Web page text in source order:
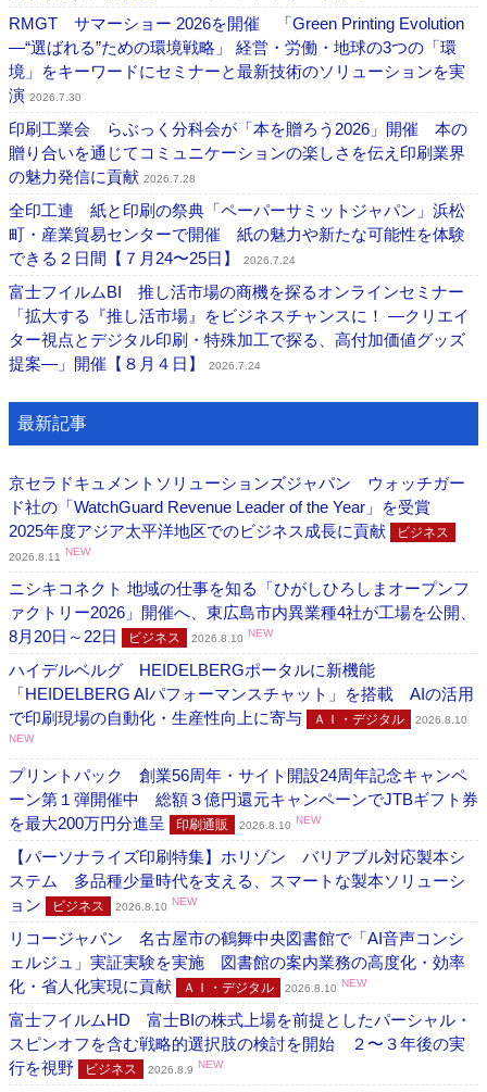
RMGT サマーショー 2026を開催 「Green Printing Evolution
―“選ばれる”ための環境戦略」 経営・労働・地球の3つの「環
境」をキーワードにセミナーと最新技術のソリューションを実
演 2026.7.30
印刷工業会 らぶっく分科会が「本を贈ろう2026」開催 本の
贈り合いを通じてコミュニケーションの楽しさを伝え印刷業界
の魅力発信に貢献 2026.7.28
全印工連 紙と印刷の祭典「ペーパーサミットジャパン」浜松
町・産業貿易センターで開催 紙の魅力や新たな可能性を体験
できる２日間【７月24〜25日】
2026.7.24
富士フイルムBI 推し活市場の商機を探るオンラインセミナー
「拡大する『推し活市場』をビジネスチャンスに！ ―クリエイ
ター視点とデジタル印刷・特殊加工で探る、高付加価値グッズ
提案―」開催【８月４日】
2026.7.24
最新記事
京セラドキュメントソリューションズジャパン ウォッチガー
ド社の「WatchGuard Revenue Leader of the Year」を受賞
2025年度アジア太平洋地区でのビジネス成長に貢献
ビジネス
2026.8.11 NEW
ニシキコネクト 地域の仕事を知る「ひがしひろしまオープンフ
ァクトリー2026」開催へ、東広島市内異業種4社が工場を公開、
8月20日～22日
ビジネス 2026.8.10 NEW
ハイデルベルグ HEIDELBERGポータルに新機能
「HEIDELBERG AIパフォーマンスチャット」を搭載 AIの活用
で印刷現場の自動化・生産性向上に寄与
ＡＩ・デジタル
2026.8.10
NEW
プリントパック 創業56周年・サイト開設24周年記念キャンペ
ーン第１弾開催中 総額３億円還元キャンペーンでJTBギフト券
を最大200万円分進呈
印刷通販 2026.8.10 NEW
【パーソナライズ印刷特集】ホリゾン バリアブル対応製本シ
ステム 多品種少量時代を支える、スマートな製本ソリューシ
ョン
ビジネス 2026.8.10 NEW
リコージャパン 名古屋市の鶴舞中央図書館で「AI音声コンシ
ェルジュ」実証実験を実施 図書館の案内業務の高度化・効率
化・省人化実現に貢献
ＡＩ・デジタル 2026.8.10 NEW
富士フイルムHD 富士BIの株式上場を前提としたパーシャル・
スピンオフを含む戦略的選択肢の検討を開始 ２〜３年後の実
行を視野
ビジネス 2026.8.9 NEW